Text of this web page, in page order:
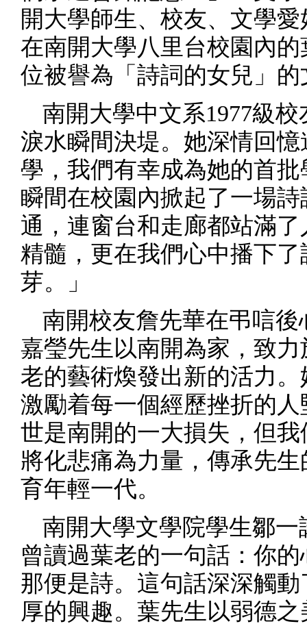
開大學師生、校友、文學
在南開大學八里台校園內
位被譽為「詩詞的女兒」
南開大學中文系1977級
淚水瞬間決堤。她深情回
學，我們有幸成為她的首
瞬間在校園內掀起了一場
通，連窗台和走廊都站滿
精髓，更在我們心中播下
芽。」
南開校友詹先華在弔唁
嘉瑩先生以南開為家，致
老的藝術煥發出新的活力
激勵着每一個經歷挫折的
世是南開的一大損失，但
將化悲痛為力量，傳承先
育年輕一代。
南開大學文學院學生鄒
曾讀過葉老的一句話：你
那便是詩。這句話深深觸
厚的興趣。葉先生以弱德